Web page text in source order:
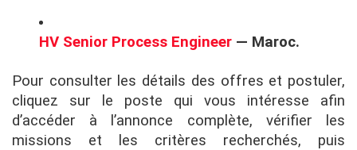
HV Senior Process Engineer — Maroc.
Pour consulter les détails des offres et postuler,
cliquez sur le poste qui vous intéresse afin
d’accéder à l’annonce complète, vérifier les
missions et les critères recherchés, puis